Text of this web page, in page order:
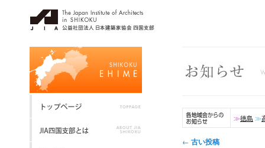
≫徳島 ≫
投稿ナビゲーション
← 古い投稿